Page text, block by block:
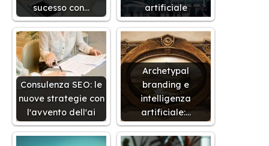
sucesso con…
artificiale
Consulenza SEO: le
nuove strategie con
l'avvento dell'ai
Archetypal
branding e
intelligenza
artificiale:…